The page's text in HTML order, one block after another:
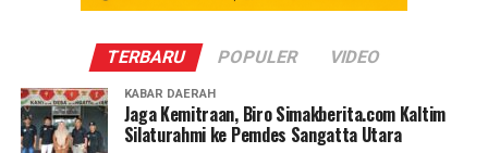
TERBARU POPULER VIDEO
KABAR DAERAH
Jaga Kemitraan, Biro Simakberita.com Kaltim
Silaturahmi ke Pemdes Sangatta Utara